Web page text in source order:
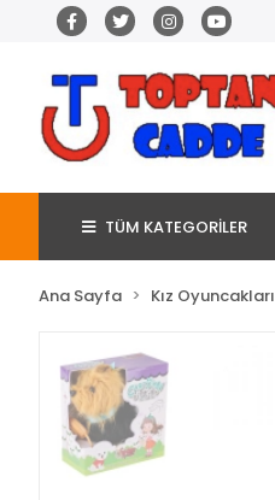
TÜM KATEGORİLER
Ana Sayfa Kız Oyuncakları